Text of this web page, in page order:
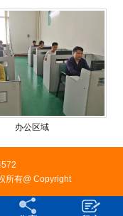
办公区域
所有@ Copyright